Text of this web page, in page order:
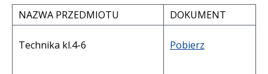
NAZWA PRZEDMIOTU DOKUMENT
Technika kl.4-6 Pobierz